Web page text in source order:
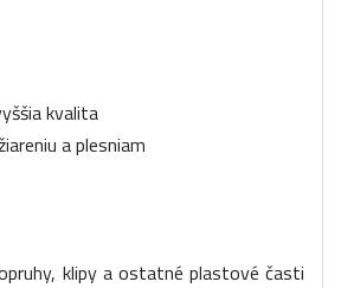
kvalita
a plesniam
klipy a ostatné plastové časti